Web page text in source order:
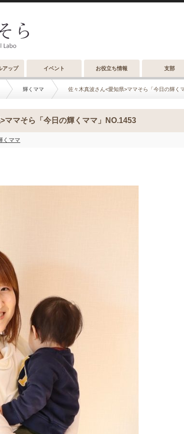
アップ イベント お役立ち情報 支部
輝くママ 佐々木真波さん<愛知県>ママそら「今日の輝く
ママそら「今日の輝くママ」NO.1453
くママ